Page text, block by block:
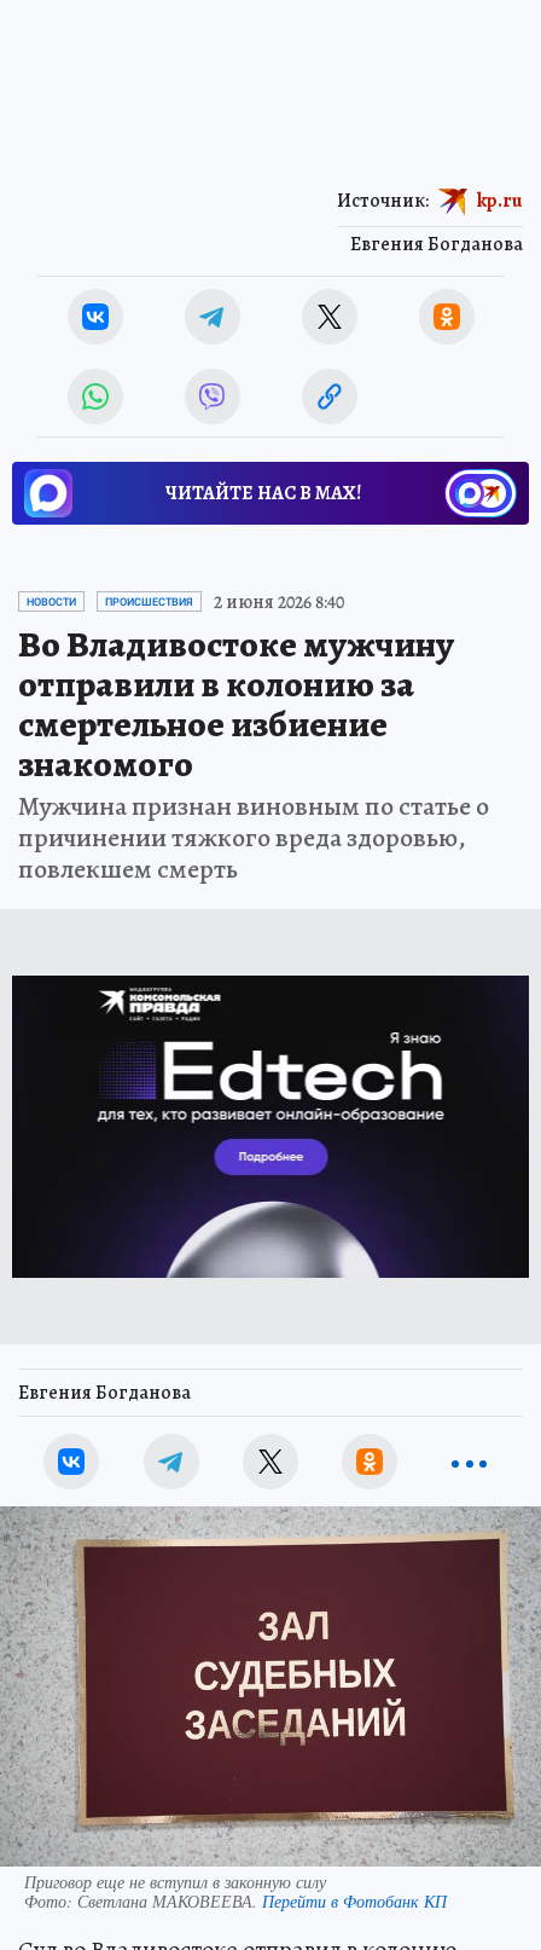
Евгения Богданова
Источник: kp.ru
ЧИТАЙТЕ НАС В МАХ!
НОВОСТИ ПРОИСШЕСТВИЯ 2 июня 2026 8:40
Во Владивостоке мужчину
отправили в колонию за
смертельное избиение
знакомого
Мужчина признан виновным по статье о
причинении тяжкого вреда здоровью,
повлекшем смерть
Евгения Богданова
Приговор еще не вступил в законную силу
Фото: Светлана МАКОВЕЕВА. Перейти в Фотобанк КП